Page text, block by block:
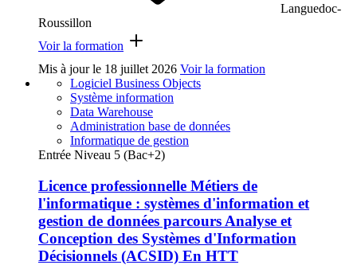
Languedoc-
Roussillon
Voir la formation
Mis à jour le 18 juillet 2026 Voir la formation
Logiciel Business Objects
Système information
Data Warehouse
Administration base de données
Informatique de gestion
Entrée Niveau 5 (Bac+2)
Licence professionnelle Métiers de
l'informatique : systèmes d'information et
gestion de données parcours Analyse et
Conception des Systèmes d'Information
Décisionnels (ACSID) En HTT